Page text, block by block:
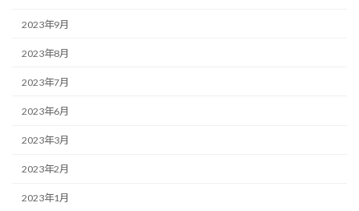
2023年9月
2023年8月
2023年7月
2023年6月
2023年3月
2023年2月
2023年1月